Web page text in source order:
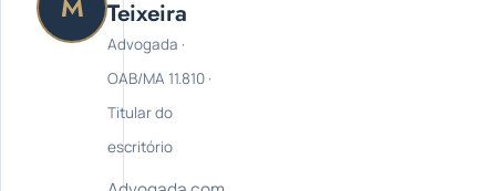
Teixeira
Advogada ·
OAB/MA 11.810 ·
Titular do
escritório